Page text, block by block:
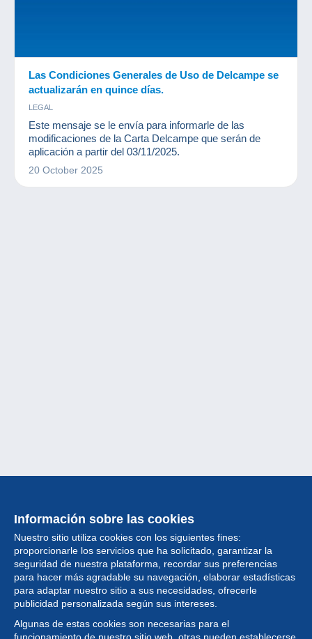
Las Condiciones Generales de Uso de Delcampe se
actualizarán en quince días.
LEGAL
Este mensaje se le envía para informarle de las
modificaciones de la Carta Delcampe que serán de
aplicación a partir del 03/11/2025.
20 October 2025
Información sobre las cookies
Nuestro sitio utiliza cookies con los siguientes fines:
proporcionarle los servicios que ha solicitado, garantizar la
seguridad de nuestra plataforma, recordar sus preferencias
para hacer más agradable su navegación, elaborar estadísticas
para adaptar nuestro sitio a sus necesidades, ofrecerle
publicidad personalizada según sus intereses.
Algunas de estas cookies son necesarias para el
Colección
Noticias